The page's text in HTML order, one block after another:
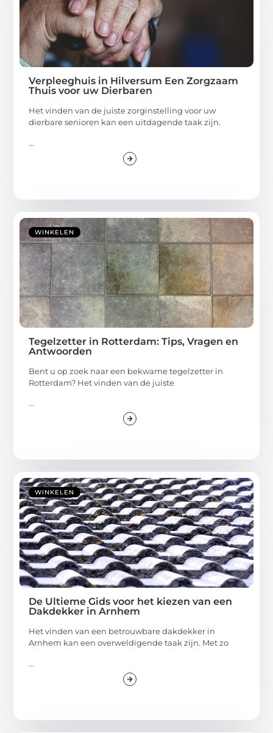
Verpleeghuis in Hilversum Een Zorgzaam
Thuis voor uw Dierbaren
Het vinden van de juiste zorginstelling voor uw
dierbare senioren kan een uitdagende taak zijn.
...
WINKELEN
Tegelzetter in Rotterdam: Tips, Vragen en
Antwoorden
Bent u op zoek naar een bekwame tegelzetter in
Rotterdam? Het vinden van de juiste
...
WINKELEN
De Ultieme Gids voor het kiezen van een
Dakdekker in Arnhem
Het vinden van een betrouwbare dakdekker in
Arnhem kan een overweldigende taak zijn. Met zo
...